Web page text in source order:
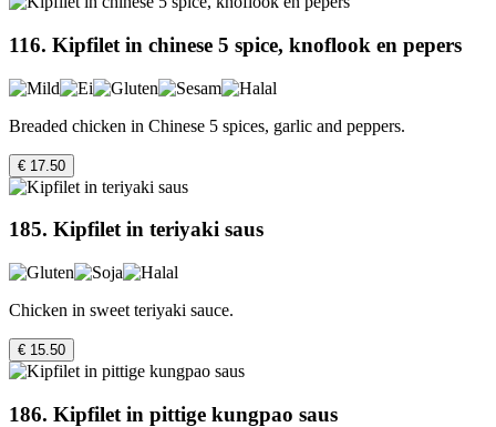
116. Kipfilet in chinese 5 spice, knoflook en pepers
Breaded chicken in Chinese 5 spices, garlic and peppers.
€ 17.50
185. Kipfilet in teriyaki saus
Chicken in sweet teriyaki sauce.
€ 15.50
186. Kipfilet in pittige kungpao saus